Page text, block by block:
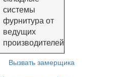
системы
фурнитура от
ведущих
производителей
Вызвать замерщика